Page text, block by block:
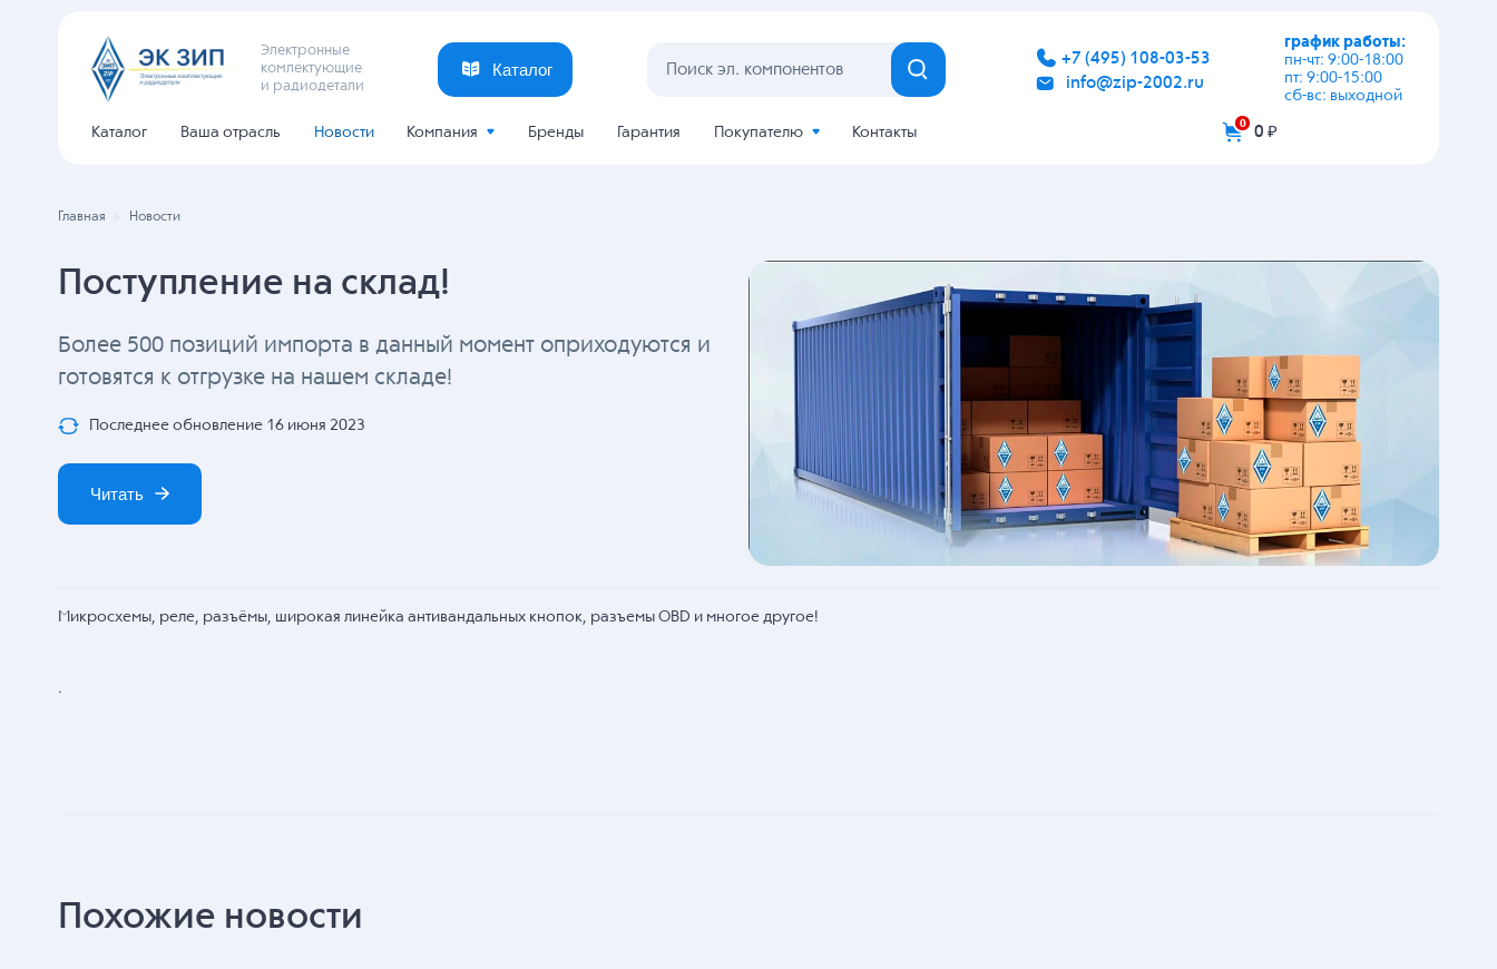
Электронные
комлектующие
и радиодетали
Каталог
+7 (495) 108-03-53
info@zip-2002.ru
график работы:
пн-чт: 9:00-18:00
пт: 9:00-15:00
сб-вс: выходной
Каталог Ваша отрасль Новости Компания Бренды Гарантия Покупателю Контакты
0 0 ₽
Главная Новости
Поступление на склад!
Более 500 позиций импорта в данный момент оприходуются и
готовятся к отгрузке на нашем складе!
Последнее обновление 16 июня 2023
Читать
Микросхемы, реле, разъёмы, широкая линейка антивандальных кнопок, разъемы OBD и многое другое!
.
Похожие новости